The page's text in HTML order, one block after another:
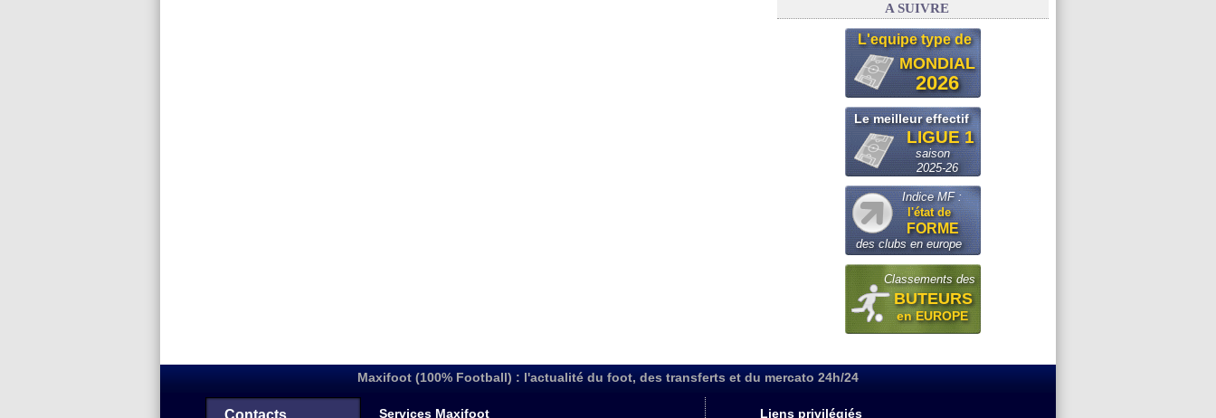
A SUIVRE
L'equipe type de
MONDIAL
2026
Le meilleur effectif
LIGUE 1
saison
2025-26
Indice MF :
l'état de
FORME
des clubs en europe
Classements des
BUTEURS
en EUROPE
Maxifoot (100% Football) : l'actualité du foot, des transferts et du mercato 24h/24
Contacts Services Maxifoot Liens privilégiés